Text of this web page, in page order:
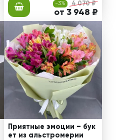
-3% 4 070 ₽
от 3 948 ₽
Приятные эмоции – бук
ет из альстромерии